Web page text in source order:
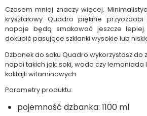
Czasem mniej znaczy więcej.
kryształowy Quadro pięknie
napoje będą smakować jeszcze
dokupić pasujące szklanki wysokie lub
Dzbanek do soku Quadro wykorzystasz do
napoi takich jak: soki, woda czy lemoniada
koktajli witaminowych.
Parametry produktu:
pojemność dzbanka: 1100 ml